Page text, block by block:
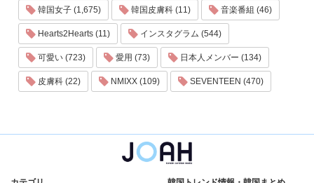
韓国女子 (1,675) 韓国皮膚科 (11) 音楽番組 (46)
Hearts2Hearts (11) インスタグラム (544)
可愛い (723) 愛用 (73) 日本人メンバー (134)
皮膚科 (22) NMIXX (109) SEVENTEEN (470)